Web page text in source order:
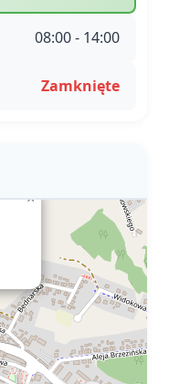
08:00 - 14:00
Zamknięte
×